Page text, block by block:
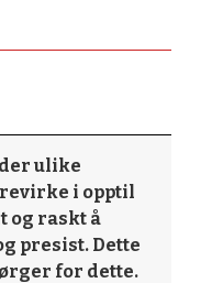
ulike
i opptil
og raskt å
presist. Dette
for dette.